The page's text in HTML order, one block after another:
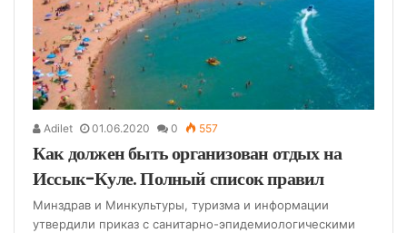
Adilet 01.06.2020 0 557
Как должен быть организован отдых на
Иссык-Куле. Полный список правил
Минздрав и Минкультуры, туризма и информации
утвердили приказ с санитарно-эпидемиологическими